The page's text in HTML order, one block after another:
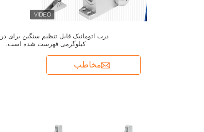
کیلوگرمی فهرست شده است.
مخاطب